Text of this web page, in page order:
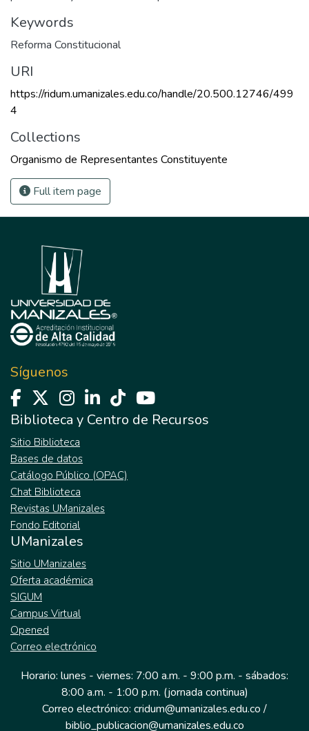
Keywords
Reforma Constitucional
URI
https://ridum.umanizales.edu.co/handle/20.500.12746/499
4
Collections
Organismo de Representantes Constituyente
Full item page
Síguenos
Biblioteca y Centro de Recursos
Sitio Biblioteca
Bases de datos
Catálogo Público (OPAC)
Chat Biblioteca
Revistas UManizales
Fondo Editorial
UManizales
Sitio UManizales
Oferta académica
SIGUM
Campus Virtual
Opened
Correo electrónico
Horario: lunes - viernes: 7:00 a.m. - 9:00 p.m. - sábados:
8:00 a.m. - 1:00 p.m. (jornada continua)
Correo electrónico: cridum@umanizales.edu.co /
biblio_publicacion@umanizales.edu.co